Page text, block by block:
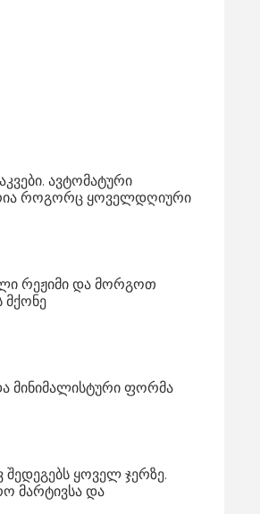
ავტომატური
როგორც ყოველდღიური
რეჟიმი და მორგოთ
მქონე
მინიმალისტური ფორმა
შედეგებს ყოველ ჯერზე.
მარტივსა და